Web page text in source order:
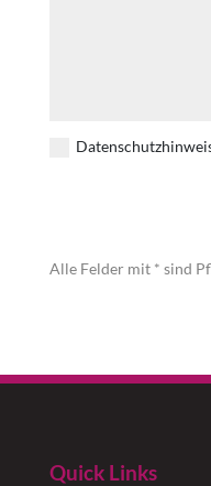
Alle Felder mit * sind
Quick Links